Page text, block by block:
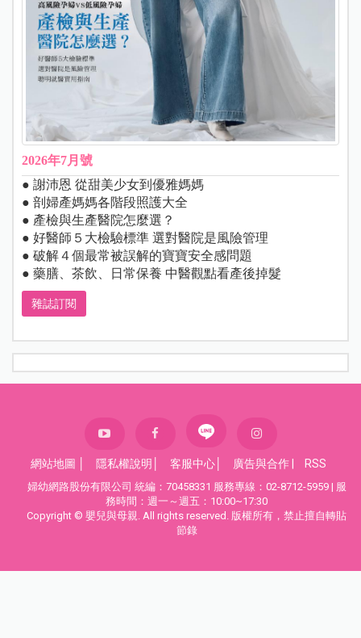
2026年7月號
● 謝沛恩 從甜美少女到優雅媽媽
● 剖婦產媽媽各階段照護大全
● 產檢與生產醫院怎麼選？
● 好醫師５大檢驗標準 選對醫院是風險管理
● 破解４個最常被誤解的寶寶安全感問題
● 藥膳、茶飲、日常保養 中醫觀點看產後掉髮
雜誌訂閱
網站地圖 隱私權說明 客服中心 廣告與合作 RSS
婦幼網路股份有限公司 統編：70458331 服務專線：02-8712-5959 | 服
務時間：週一～週五：10:00~17:30
Copyright © 嬰兒與母親. All rights reserved. 版權所有，禁止擅自轉貼
節錄